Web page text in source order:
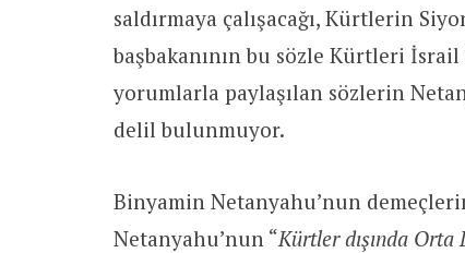
saldırmaya çalışacağı, Kürtlerin
başbakanının bu sözle Kürtleri
yorumlarla paylaşılan sözlerin
delil bulunmuyor.
Binyamin Netanyahu’nun
Netanyahu’nun “Kürtler dışında Orta